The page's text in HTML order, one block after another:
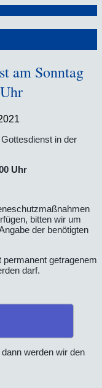
am Sonntag
in der
Uhr
bitten wir um
der benötigten
getragenem
darf.
werden wir den